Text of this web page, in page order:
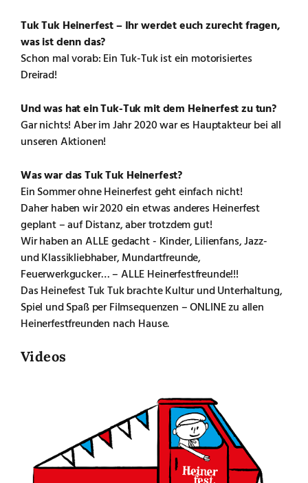
Tuk Tuk Heinerfest – Ihr werdet euch zurecht fragen,
was ist denn das?
Schon mal vorab: Ein Tuk-Tuk ist ein motorisiertes
Dreirad!
Und was hat ein Tuk-Tuk mit dem Heinerfest zu tun?
Gar nichts! Aber im Jahr 2020 war es Hauptakteur bei all
unseren Aktionen!
Was war das Tuk Tuk Heinerfest?
Ein Sommer ohne Heinerfest geht einfach nicht!
Daher haben wir 2020 ein etwas anderes Heinerfest
geplant – auf Distanz, aber trotzdem gut!
Wir haben an ALLE gedacht - Kinder, Lilienfans, Jazz-
und Klassikliebhaber, Mundartfreunde,
Feuerwerkgucker… – ALLE Heinerfestfreunde!!!
Das Heinefest Tuk Tuk brachte Kultur und Unterhaltung,
Spiel und Spaß per Filmsequenzen – ONLINE zu allen
Heinerfestfreunden nach Hause.
Videos